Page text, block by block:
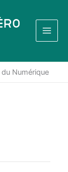
Numérique